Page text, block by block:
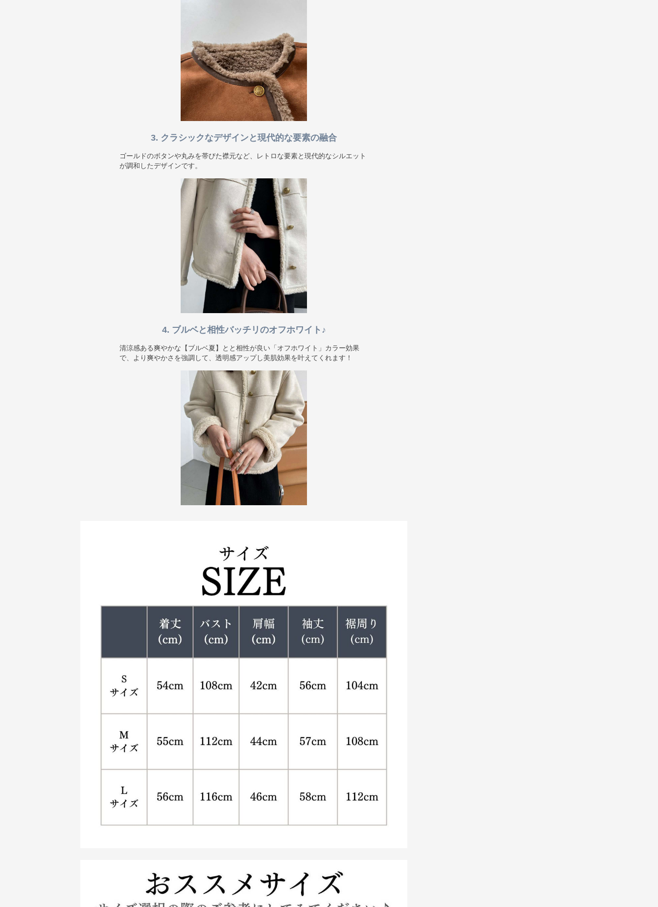
3. クラシックなデザインと現代的な要素の融合
ゴールドのボタンや丸みを帯びた襟元など、レトロな要素と現代的なシルエット
が調和したデザインです。
4. ブルベと相性バッチリのオフホワイト♪
清涼感ある爽やかな【ブルベ夏】とと相性が良い「オフホワイト」カラー効果
で、より爽やかさを強調して、透明感アップし美肌効果を叶えてくれます！